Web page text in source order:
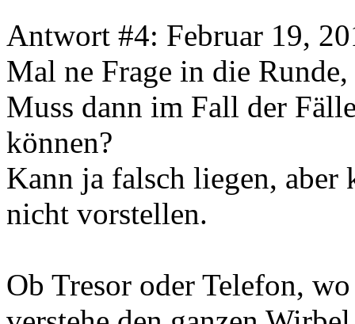
Antwort #4: Februar 19,
Mal ne Frage in die
Muss dann im Fall der
können?
Kann ja falsch liegen,
nicht vorstellen.
Ob Tresor oder Telefon,